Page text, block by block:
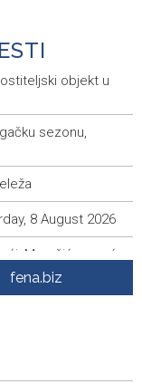
objekt u
sezonu,
8 August 2026
Memčić se već
and
(subota)
fena.biz